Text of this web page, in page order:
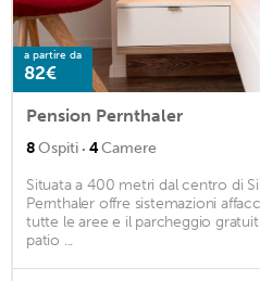
a partire da
82€
Pension Pernthaler
8Ospiti · 4Camere
Situata a 400 metri dal centro di
Pernthaler offre sistemazioni
tutte le aree e il parcheggio
patio ...